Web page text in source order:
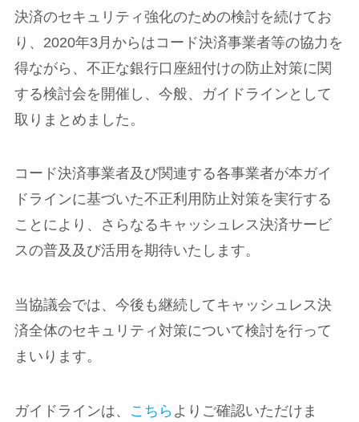
決済のセキュリティ強化のための検討を続けてお
り、2020年3月からはコード決済事業者等の協力を
得ながら、不正な銀行口座紐付けの防止対策に関
する検討会を開催し、今般、ガイドラインとして
取りまとめました。
コード決済事業者及び関連する各事業者が本ガイ
ドラインに基づいた不正利用防止対策を実行する
ことにより、さらなるキャッシュレス決済サービ
スの普及及び活用を期待いたします。
当協議会では、今後も継続してキャッシュレス決
済全体のセキュリティ対策について検討を行って
まいります。
ガイドラインは、 こちら よりご確認いただけま